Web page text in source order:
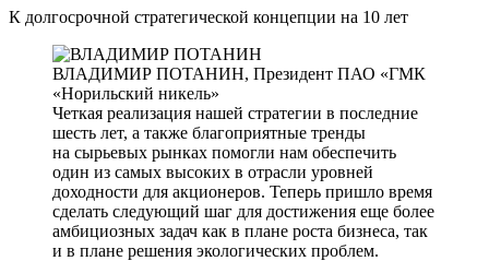
К долгосрочной стратегической концепции на 10 лет
ВЛАДИМИР ПОТАНИН, Президент ПАО «ГМК
«Норильский никель»
Четкая реализация нашей стратегии в последние
шесть лет, а также благоприятные тренды
на сырьевых рынках помогли нам обеспечить
один из самых высоких в отрасли уровней
доходности для акционеров. Теперь пришло время
сделать следующий шаг для достижения еще более
амбициозных задач как в плане роста бизнеса, так
и в плане решения экологических проблем.